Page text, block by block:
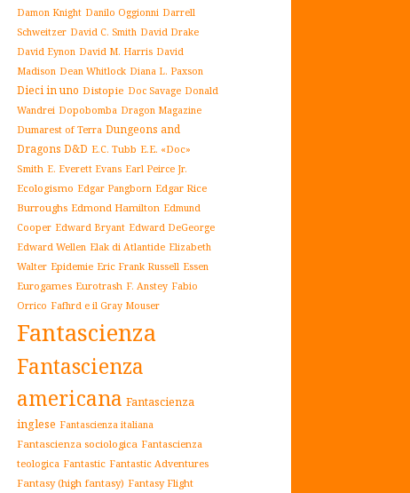
Damon Knight Danilo Oggionni Darrell
Schweitzer David C. Smith David Drake
David Eynon David M. Harris David
Madison Dean Whitlock Diana L. Paxson
Dieci in uno Distopie Doc Savage Donald
Wandrei Dopobomba Dragon Magazine
Dumarest of Terra Dungeons and
Dragons D&D E.C. Tubb E.E. «Doc»
Smith E. Everett Evans Earl Peirce Jr.
Ecologismo Edgar Pangborn Edgar Rice
Burroughs Edmond Hamilton Edmund
Cooper Edward Bryant Edward DeGeorge
Edward Wellen Elak di Atlantide Elizabeth
Walter Epidemie Eric Frank Russell Essen
Eurogames Eurotrash F. Anstey Fabio
Orrico Fafhrd e il Gray Mouser
Fantascienza
Fantascienza
americana Fantascienza
inglese Fantascienza italiana
Fantascienza sociologica Fantascienza
teologica Fantastic Fantastic Adventures
Fantasy (high fantasy) Fantasy Flight